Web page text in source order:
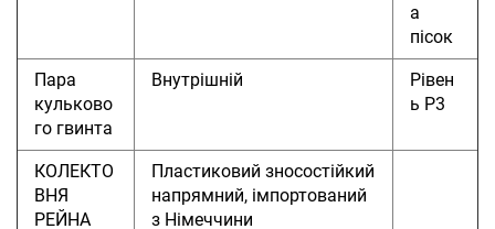
а
пісок
Пара
кульково
го гвинта
Внутрішній
Рівен
ь P3
КОЛЕКТО
ВНЯ
РЕЙНА
Пластиковий зносостійкий
напрямний, імпортований
з Німеччини